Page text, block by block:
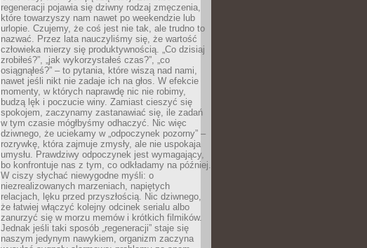
regeneracji pojawia się dziwny rodzaj zmęczenia,
które towarzyszy nam nawet po weekendzie lub
urlopie. Czujemy, że coś jest nie tak, ale trudno to
nazwać. Przez lata nauczyliśmy się, że wartość
człowieka mierzy się produktywnością. „Co dzisiaj
zrobiłeś?”, „jak wykorzystałeś czas?”, „co
osiągnąłeś?” – to pytania, które wiszą nad nami,
nawet jeśli nikt nie zadaje ich na głos. W efekcie
momenty, w których naprawdę nic nie robimy,
budzą lęk i poczucie winy. Zamiast cieszyć się
spokojem, zaczynamy zastanawiać się, ile zadań
w tym czasie mógłbyśmy odhaczyć. Nic więc
dziwnego, że uciekamy w „odpoczynek pozorny” –
rozrywkę, która zajmuje zmysły, ale nie uspokaja
umysłu. Prawdziwy odpoczynek jest wymagający,
bo konfrontuje nas z tym, co odkładamy na później.
W ciszy słychać niewygodne myśli: o
niezrealizowanych marzeniach, napiętych
relacjach, lęku przed przyszłością. Nic dziwnego,
że łatwiej włączyć kolejny odcinek serialu albo
zanurzyć się w morzu memów i krótkich filmików.
Jednak jeśli taki sposób „regeneracji” staje się
naszym jedynym nawykiem, organizm zaczyna